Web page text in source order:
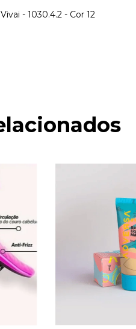
- 1030.4.2 - Cor 12